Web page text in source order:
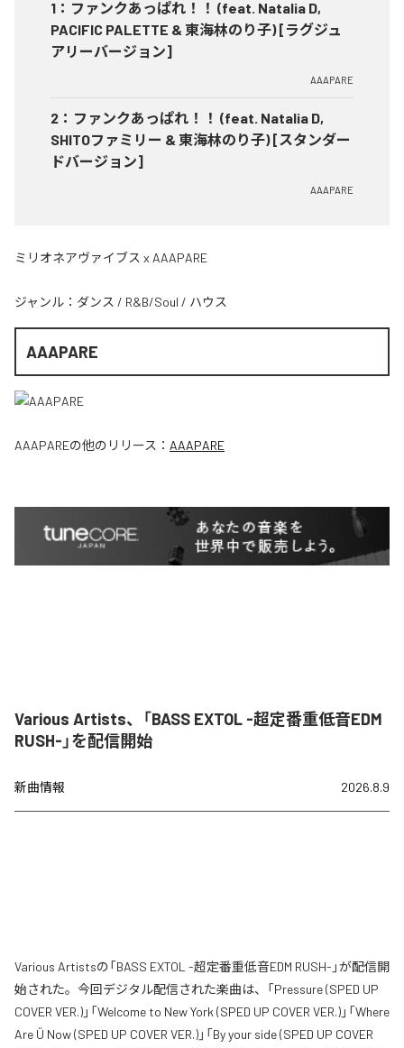
1 ： ファンクあっぱれ！！ (feat. Natalia D,
PACIFIC PALETTE & 東海林のり子) [ラグジュ
アリーバージョン]
AAAPARE
2 ： ファンクあっぱれ！！ (feat. Natalia D,
SHITOファミリー & 東海林のり子) [スタンダー
ドバージョン]
AAAPARE
ミリオネアヴァイブス x AAAPARE
ジャンル： ダンス / R&B/Soul / ハウス
AAAPARE
AAAPAREの他のリリース： AAAPARE
Various Artists、「BASS EXTOL -超定番重低音EDM
RUSH-」を配信開始
新曲情報 2026.8.9
Various Artistsの「BASS EXTOL -超定番重低音EDM RUSH-」が配信開
始された。今回デジタル配信された楽曲は、「Pressure (SPED UP
COVER VER.)」「Welcome to New York (SPED UP COVER VER.)」「Where
Are Ü Now (SPED UP COVER VER.)」「By your side (SPED UP COVER